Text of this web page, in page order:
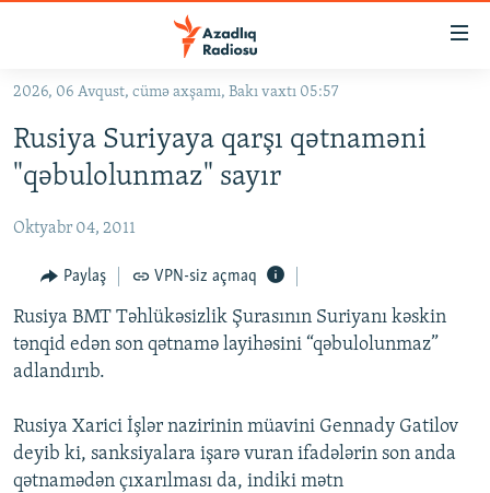
Əsas
qayıt
Əsas
naviqasiyaya
qayıt
#İZAHLA
KORRUPSIOMETR
#ƏSLINDƏ
FƏRQƏ BAX
QANUNI DOĞRU
ARAŞDIRMA
VIDEO
FOTOQALEREYA
RADIO ARXIV
OXU ZALI
HAQQIMIZDA
2026, 06 Avqust, cümə axşamı, Bakı vaxtı 05:57
Rusiya Suriyaya qarşı qətnaməni
"qəbulolunmaz" sayır
Oktyabr 04, 2011
Paylaş VPN-siz açmaq
Rusiya BMT Təhlükəsizlik Şurasının Suriyanı kəskin
tənqid edən son qətnamə layihəsini “qəbulolunmaz”
adlandırıb.
Rusiya Xarici İşlər nazirinin müavini Gennady Gatilov
deyib ki, sanksiyalara işarə vuran ifadələrin son anda
qətnamədən çıxarılması da, indiki mətn